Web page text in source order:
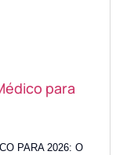
para
PARA 2026: O